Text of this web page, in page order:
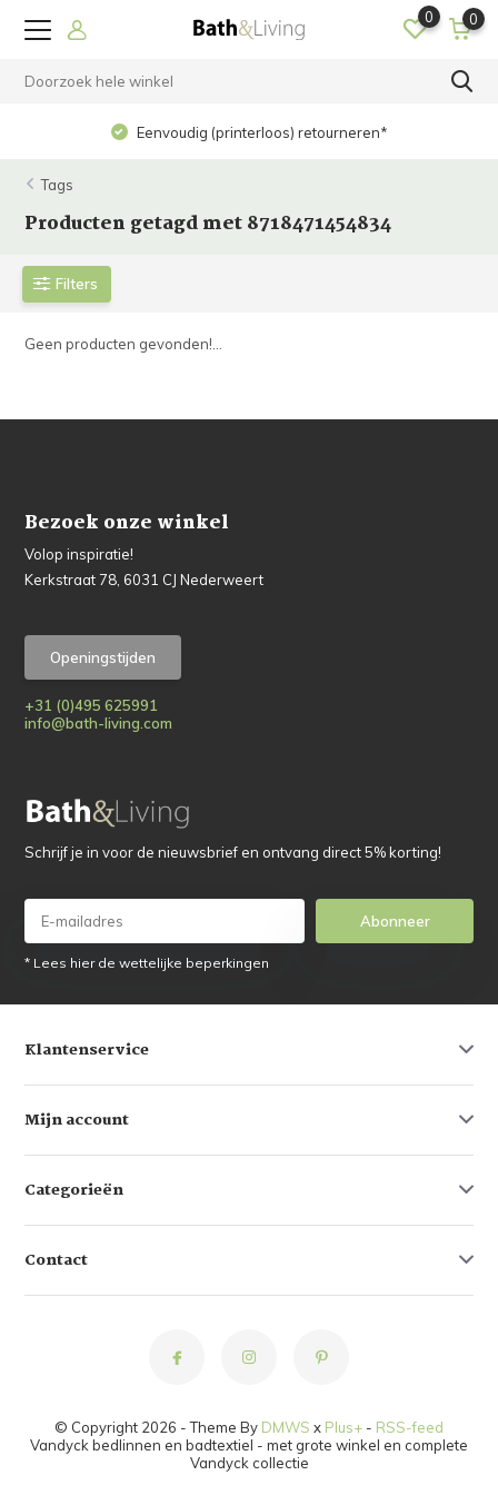
0 0
Eenvoudig (printerloos) retourneren*
Tags
Producten getagd met 8718471454834
Filters
Geen producten gevonden!...
Bezoek onze winkel
Volop inspiratie!
Kerkstraat 78, 6031 CJ Nederweert
Openingstijden
+31 (0)495 625991
info@bath-living.com
Schrijf je in voor de nieuwsbrief en ontvang direct 5% korting!
Abonneer
* Lees hier de wettelijke beperkingen
Klantenservice
Mijn account
Categorieën
Contact
© Copyright 2026 - Theme By DMWS x Plus+ - RSS-feed
Vandyck bedlinnen en badtextiel - met grote winkel en complete
Vandyck collectie